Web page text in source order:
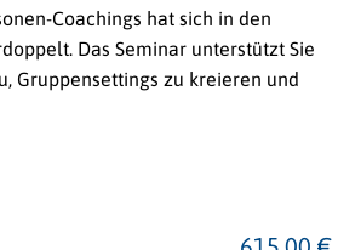
Coachings hat sich in den
Das Seminar unterstützt Sie
Gruppensettings zu kreieren und